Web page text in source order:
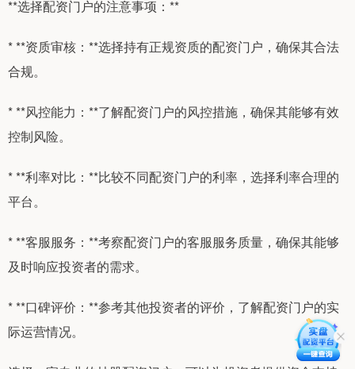
**选择配资门户的注意事项：**
* **资质审核：**选择持有正规资质的配资门户，确保其合法
合规。
* **风控能力：**了解配资门户的风控措施，确保其能够有效
控制风险。
* **利率对比：**比较不同配资门户的利率，选择利率合理的
平台。
* **客服服务：**考察配资门户的客服服务质量，确保其能够
及时响应投资者的需求。
* **口碑评价：**参考其他投资者的评价，了解配资门户的实
际运营情况。